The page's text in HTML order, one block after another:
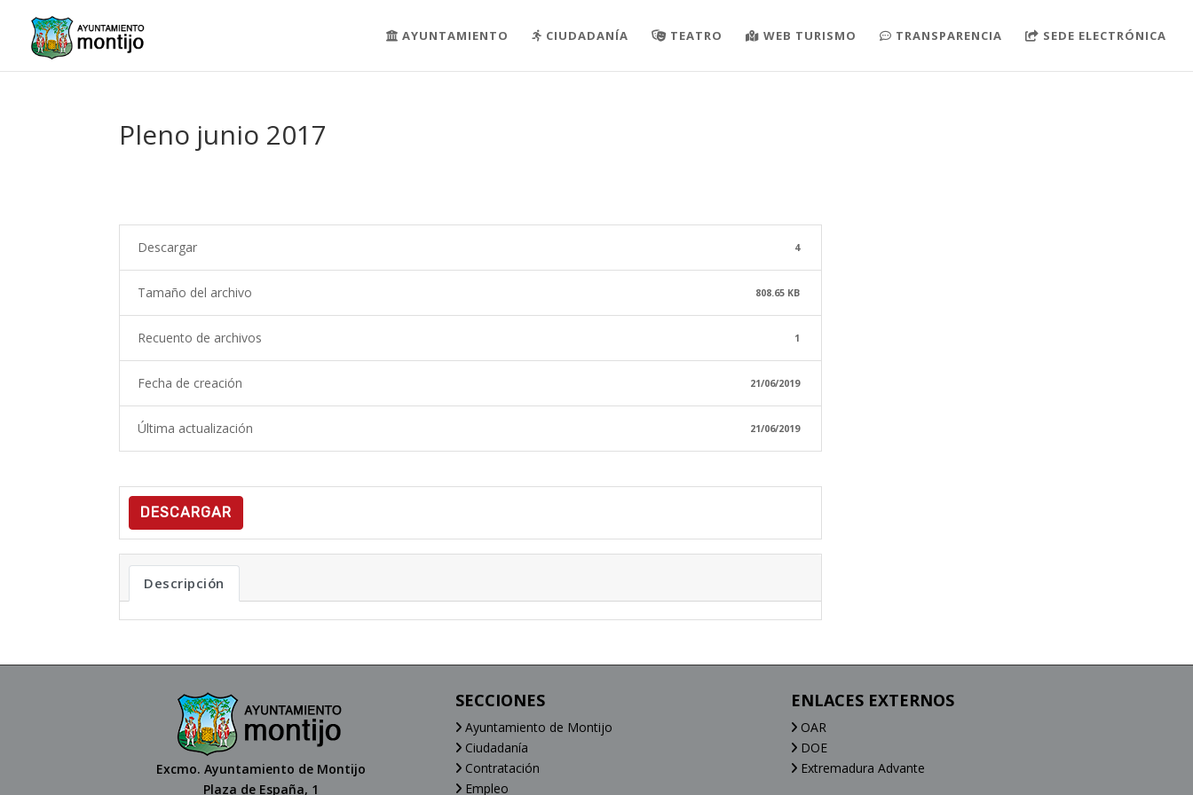
AYUNTAMIENTO CIUDADANÍA TEATRO WEB TURISMO TRANSPARENCIA SEDE ELECTRÓNICA
Pleno junio 2017
Descargar 4
Tamaño del archivo 808.65 KB
Recuento de archivos 1
Fecha de creación 21/06/2019
Última actualización 21/06/2019
DESCARGAR
Descripción
Excmo. Ayuntamiento de Montijo
Plaza de España, 1
SECCIONES
Ayuntamiento de Montijo
Ciudadanía
Contratación
Empleo
ENLACES EXTERNOS
OAR
DOE
Extremadura Advante